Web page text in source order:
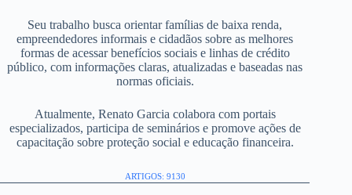
Seu trabalho busca orientar famílias de baixa renda,
empreendedores informais e cidadãos sobre as melhores
formas de acessar benefícios sociais e linhas de crédito
público, com informações claras, atualizadas e baseadas nas
normas oficiais.
Atualmente, Renato Garcia colabora com portais
especializados, participa de seminários e promove ações de
capacitação sobre proteção social e educação financeira.
ARTIGOS: 9130